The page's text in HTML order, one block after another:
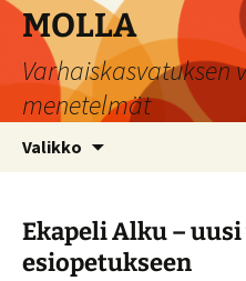
Siirry
sisältöön
MOLLA
Varhaiskasvatuksen
menetelmät
Valikko
Ekapeli Alku –
esiopetukseen